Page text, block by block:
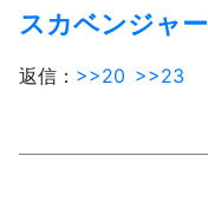
スカベンジャー
返信： >>20 >>23